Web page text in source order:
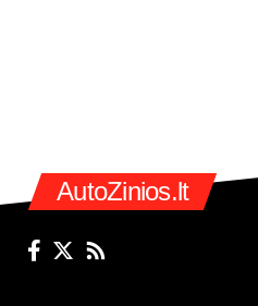
AutoZinios.lt